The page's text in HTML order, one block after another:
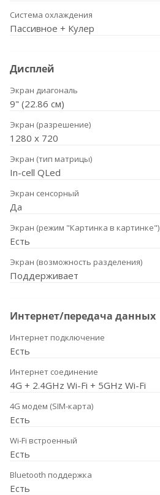
Система охлаждения
Пассивное + Кулер
Дисплей
Экран диагональ
9" (22.86 см)
Экран (разрешение)
1280 х 720
Экран (тип матрицы)
In-cell QLed
Экран сенсорный
Да
Экран (режим "Картинка в картинке")
Есть
Экран (возможность разделения)
Поддерживает
Интернет/передача данных
Интернет подключение
Есть
Интернет соединение
4G + 2.4GHz Wi-Fi + 5GHz Wi-Fi
4G модем (SIM-карта)
Есть
Wi-Fi встроенный
Есть
Bluetooth поддержка
Есть